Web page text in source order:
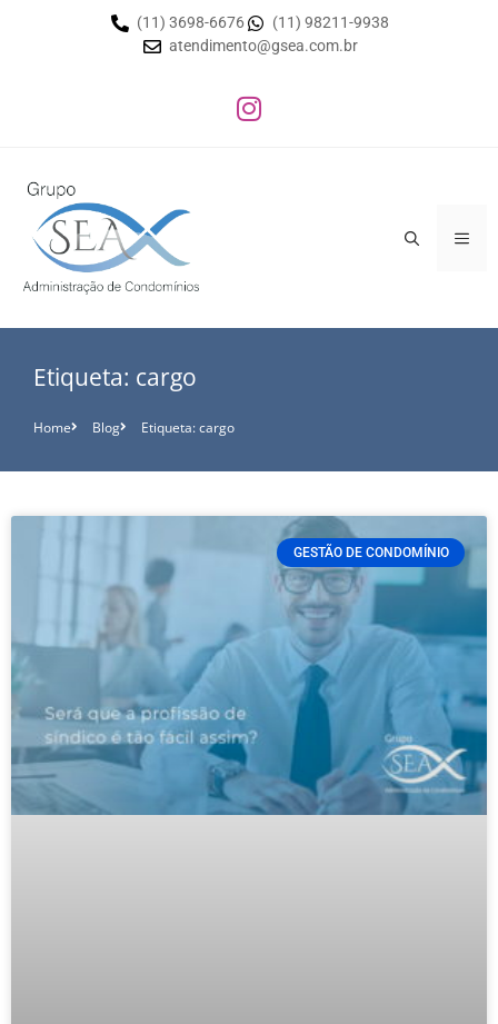
(11) 3698-6676
(11) 98211-9938
atendimento@gsea.com.br
Etiqueta: cargo
Home Blog Etiqueta: cargo
GESTÃO DE CONDOMÍNIO